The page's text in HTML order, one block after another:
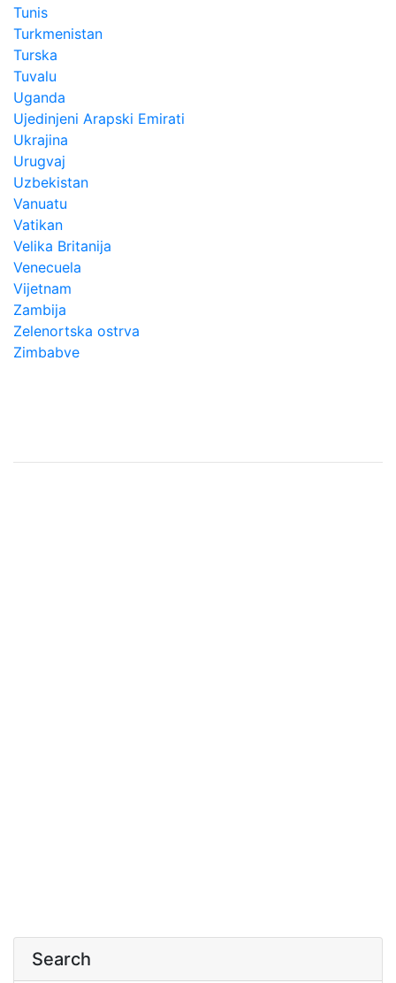
Tunis
Turkmenistan
Turska
Tuvalu
Uganda
Ujedinjeni Arapski Emirati
Ukrajina
Urugvaj
Uzbekistan
Vanuatu
Vatikan
Velika Britanija
Venecuela
Vijetnam
Zambija
Zelenortska ostrva
Zimbabve
Search